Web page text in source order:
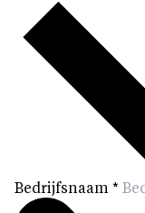
Bedrijfsnaam *